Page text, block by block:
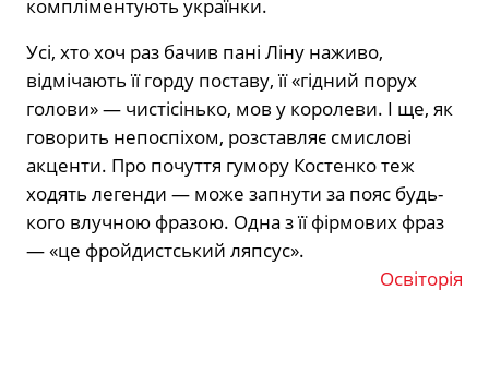
компліментують українки.
Усі, хто хоч раз бачив пані Ліну наживо,
відмічають її горду поставу, її «гідний порух
голови» — чистісінько, мов у королеви. І ще, як
говорить непоспіхом, розставляє смислові
акценти. Про почуття гумору Костенко теж
ходять легенди — може запнути за пояс будь-
кого влучною фразою. Одна з її фірмових фраз
— «це фройдистський ляпсус».
Освіторія